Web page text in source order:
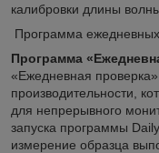
калибровки длины
Программа
Программа
«Ежедневная
производительности,
для непрерывного
запуска программы
измерение образца